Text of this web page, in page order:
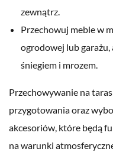
zewnątrz.
Przechowuj meble w
ogrodowej lub garażu,
śniegiem i mrozem.
Przechowywanie na
przygotowania oraz
akcesoriów, które będą
na warunki